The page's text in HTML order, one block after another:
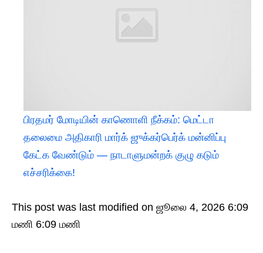
பிரதமர் மோடியின் காணொளி நீக்கம்: மெட்டா
தலைமை அதிகாரி மார்க் ஜுக்கர்பெர்க் மன்னிப்பு
கேட்க வேண்டும் — நாடாளுமன்றக் குழு கடும்
எச்சரிக்கை!
This post was last modified on ஜூலை 4, 2026 6:09
மணி 6:09 மணி